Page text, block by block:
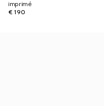
imprimé
€ 190